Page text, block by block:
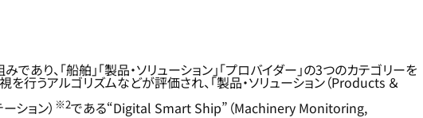
り、「船舶」「製品・ソリューション」「プロバイダー」の3つのカテゴリーを
うアルゴリズムなどが評価され、「製品・ソリューション（Products ＆
ション） ※2である“Digital Smart Ship”（Machinery Monitoring,